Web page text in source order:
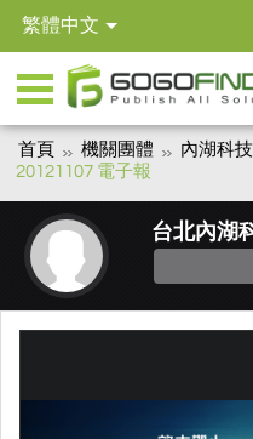
繁體中文
首頁 機關團體 內湖科
20121107 電子報
台北內湖